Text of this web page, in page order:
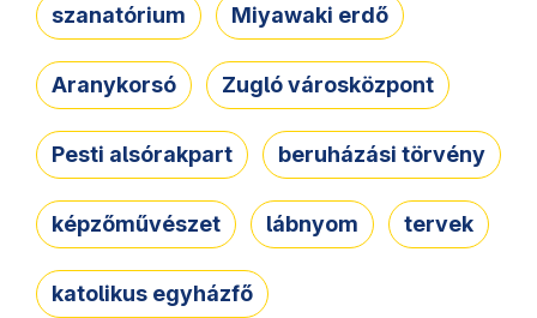
szanatórium Miyawaki erdő
Aranykorsó Zugló városközpont
Pesti alsórakpart beruházási törvény
képzőművészet lábnyom tervek
katolikus egyházfő